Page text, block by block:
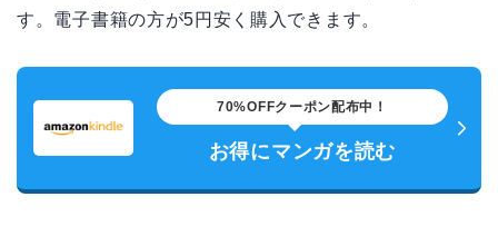
す。電子書籍の方が5円安く購入できます。
70%OFFクーポン配布中！
お得にマンガを読む